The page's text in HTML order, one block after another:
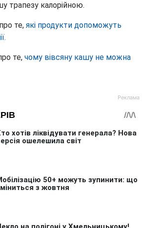
трапезу калорійною.
те, які продукти допоможуть
те, чому вівсяну кашу не можна